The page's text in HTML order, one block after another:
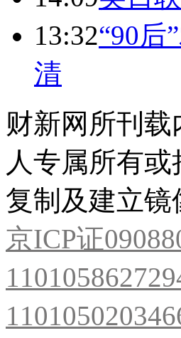
13:32“90后
清
财新网所刊
人专属所有
复制及建立
京ICP证